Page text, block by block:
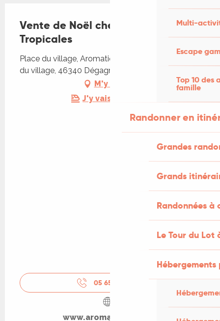
Multi-
Escape
Top 10 des
famille
Randonner en
Grandes
Grands
Randonnées
Le Tour du Lot
Vente de Noël chez Aromatiques
Tropicales
Place du village, Aromatiques Tropicales, Place
du village, 46340 Dégagnac
M'y rendre
J'y vais en train !
05 65 41 65
www.aromatiques.com